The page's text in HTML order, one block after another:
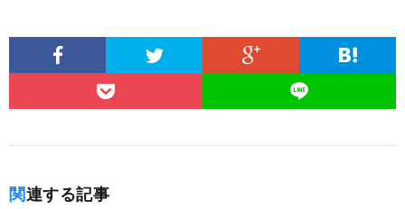
関連する記事